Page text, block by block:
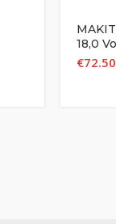
18,0
€72.50